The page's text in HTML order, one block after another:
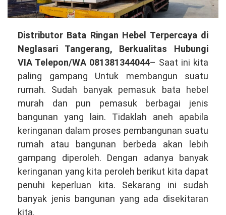
Distributor
Bata
Ringan
Hebel
Terpercaya
di
Neglasari
Tangerang,
Kualitas
Terbaik
Hubungi
VIA
Telepon/WA
081381344044
Distributor Bata Ringan Hebel Terpercaya di
Neglasari Tangerang, Berkualitas Hubungi
VIA Telepon/WA 081381344044– Saat ini kita
paling gampang Untuk membangun suatu
rumah. Sudah banyak pemasuk bata hebel
murah dan pun pemasuk berbagai jenis
bangunan yang lain. Tidaklah aneh apabila
keringanan dalam proses pembangunan suatu
rumah atau bangunan berbeda akan lebih
gampang diperoleh. Dengan adanya banyak
keringanan yang kita peroleh berikut kita dapat
penuhi keperluan kita. Sekarang ini sudah
banyak jenis bangunan yang ada disekitaran
kita.